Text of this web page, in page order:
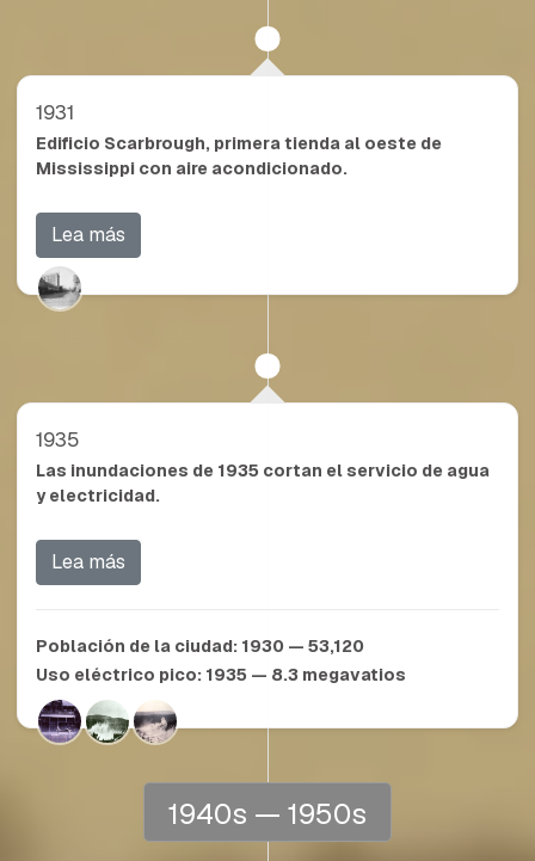
1931
Edificio Scarbrough, primera tienda al oeste de
Mississippi con aire acondicionado.
Lea más
1935
Las inundaciones de 1935 cortan el servicio de agua
y electricidad.
Lea más
Población de la ciudad: 1930 — 53,120
Uso eléctrico pico: 1935 — 8.3 megavatios
1940s — 1950s